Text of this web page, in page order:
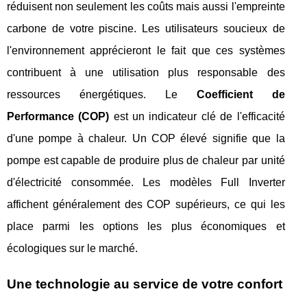
réduisent non seulement les coûts mais aussi l'empreinte
carbone de votre piscine. Les utilisateurs soucieux de
l'environnement apprécieront le fait que ces systèmes
contribuent à une utilisation plus responsable des
ressources énergétiques. Le Coefficient de
Performance (COP) est un indicateur clé de l'efficacité
d'une pompe à chaleur. Un COP élevé signifie que la
pompe est capable de produire plus de chaleur par unité
d'électricité consommée. Les modèles Full Inverter
affichent généralement des COP supérieurs, ce qui les
place parmi les options les plus économiques et
écologiques sur le marché.
Une technologie au service de votre confort